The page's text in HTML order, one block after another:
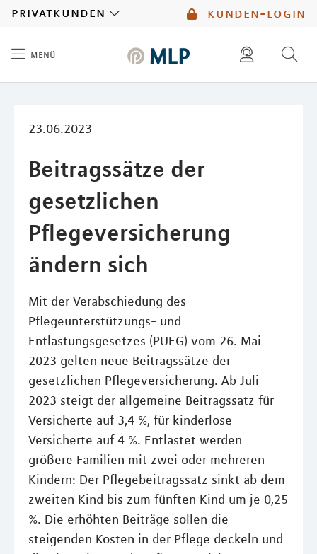
kunden-login
privatkunden
menü
23.06.2023
Beitragssätze der
gesetzlichen
Pflegeversicherung
ändern sich
Mit der Verabschiedung des
Pflegeunterstützungs- und
Entlastungsgesetzes (PUEG) vom 26. Mai
2023 gelten neue Beitragssätze der
gesetzlichen Pflegeversicherung. Ab Juli
2023 steigt der allgemeine Beitragssatz für
Versicherte auf 3,4 %, für kinderlose
Versicherte auf 4 %. Entlastet werden
größere Familien mit zwei oder mehreren
Kindern: Der Pflegebeitragssatz sinkt ab dem
zweiten Kind bis zum fünften Kind um je 0,25
%. Die erhöhten Beiträge sollen die
steigenden Kosten in der Pflege deckeln und